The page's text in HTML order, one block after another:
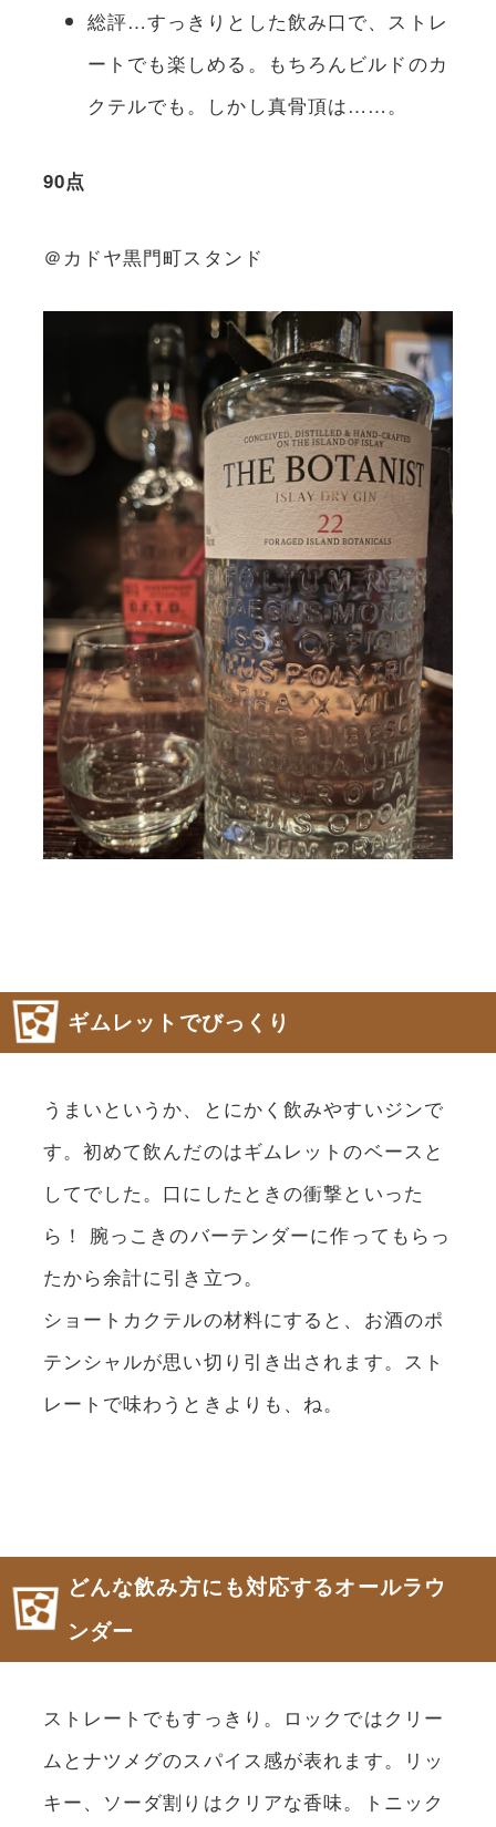
総評…すっきりとした飲み口で、ストレ
ートでも楽しめる。もちろんビルドのカ
クテルでも。しかし真骨頂は……。
90点
＠カドヤ黒門町スタンド
ギムレットでびっくり
うまいというか、とにかく飲みやすいジンで
す。初めて飲んだのはギムレットのベースと
してでした。口にしたときの衝撃といった
ら！ 腕っこきのバーテンダーに作ってもらっ
たから余計に引き立つ。
ショートカクテルの材料にすると、お酒のポ
テンシャルが思い切り引き出されます。スト
レートで味わうときよりも、ね。
どんな飲み方にも対応するオールラウ
ンダー
ストレートでもすっきり。ロックではクリー
ムとナツメグのスパイス感が表れます。リッ
キー、ソーダ割りはクリアな香味。トニック